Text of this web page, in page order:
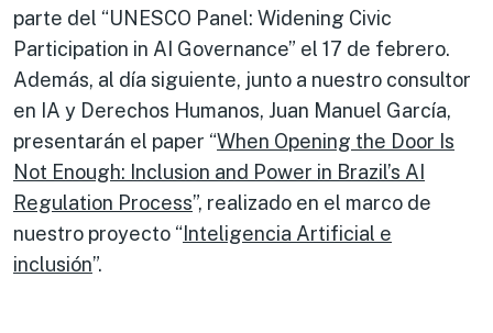
parte del “UNESCO Panel: Widening Civic
Participation in AI Governance” el 17 de febrero.
Además, al día siguiente, junto a nuestro consultor
en IA y Derechos Humanos, Juan Manuel García,
presentarán el paper “When Opening the Door Is
Not Enough: Inclusion and Power in Brazil’s AI
Regulation Process”, realizado en el marco de
nuestro proyecto “Inteligencia Artificial e
inclusión”.